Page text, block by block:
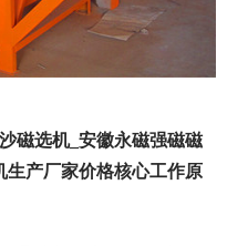
磁选机_安徽永磁强磁磁
生产厂家价格核心工作原